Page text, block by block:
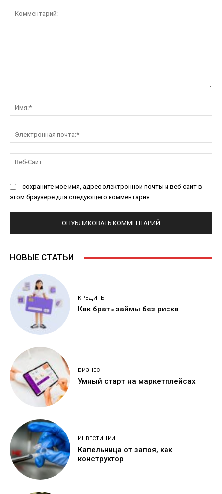
сохраните мое имя, адрес электронной почты и веб-сайт в
этом браузере для следующего комментария.
НОВЫЕ СТАТЬИ
КРЕДИТЫ
Как брать займы без риска
БИЗНЕС
Умный старт на маркетплейсах
ИНВЕСТИЦИИ
Капельница от запоя, как
конструктор